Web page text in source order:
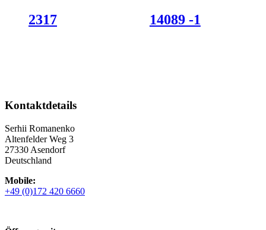
2317 14089 -1
Kontaktdetails
Serhii Romanenko
Altenfelder Weg 3
27330 Asendorf
Deutschland
Mobile:
+49 (0)172 420 6660